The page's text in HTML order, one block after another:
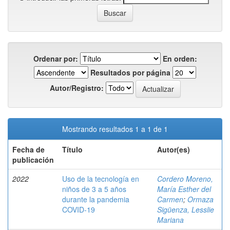
Ordenar por:
En orden:
Resultados por página
Autor/Registro:
Mostrando resultados 1 a 1 de 1
Fecha de
publicación
Título Autor(es)
2022
Uso de la tecnología en
niños de 3 a 5 años
durante la pandemia
COVID-19
Cordero Moreno,
María Esther del
Carmen; Ormaza
Sigüenza, Lesslie
Mariana